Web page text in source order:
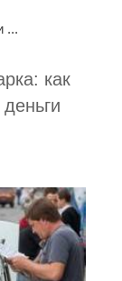
...
как